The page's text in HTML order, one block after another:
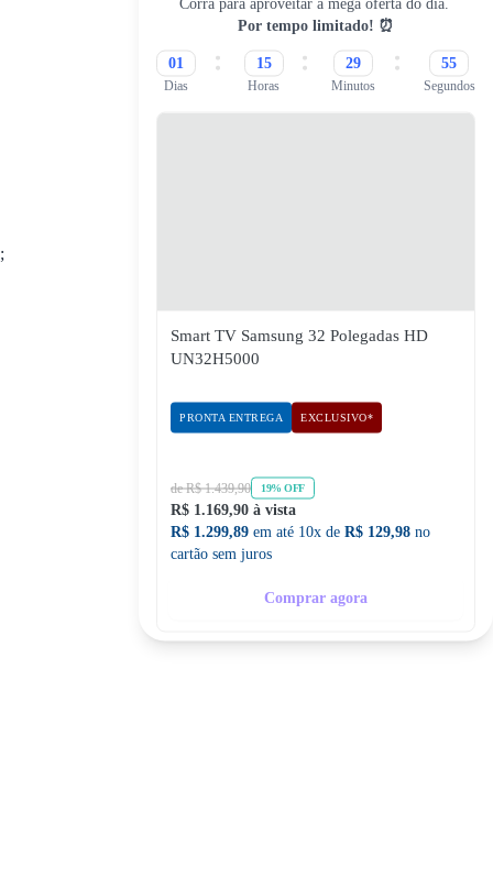
Por tempo limitado! ⏰
01
Dias
15
Horas
29
Minutos
55
Segundos
Smart TV Samsung 32 Polegadas HD
UN32H5000
PRONTA ENTREGA EXCLUSIVO*
de R$ 1.439,90 19% OFF
R$ 1.169,90 à vista
R$ 1.299,89 em até 10x de R$ 129,98 no
cartão sem juros
Comprar agora
;